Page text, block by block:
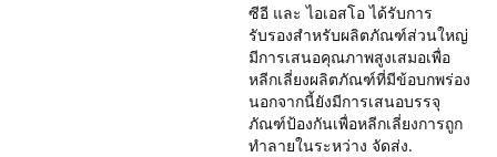
ซีอี และ ไอเอสโอ ได้รับการ
รับรองสำหรับผลิตภัณฑ์ส่วนใหญ่
มีการเสนอคุณภาพสูงเสมอเพื่อ
หลีกเลี่ยงผลิตภัณฑ์ที่มีข้อบกพร่อง
นอกจากนี้ยังมีการเสนอบรรจุ
ภัณฑ์ป้องกันเพื่อหลีกเลี่ยงการถูก
ทำลายในระหว่าง จัดส่ง.